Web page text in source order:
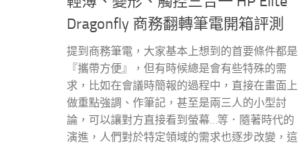
Dragonfly 商務翻轉筆電開箱評測
提到商務筆電，大家基本上想到的首要條件都是
『攜帶方便』，但有時候總是會有些特殊的需
求，比如在會議時簡報的過程中，直接在畫面上
做重點強調、作筆記，甚至是兩三人的小型討
論，可以讓對方直接看到螢幕…等．隨著時代的
演進，人們對於特定領域的需求也逐步改變，這